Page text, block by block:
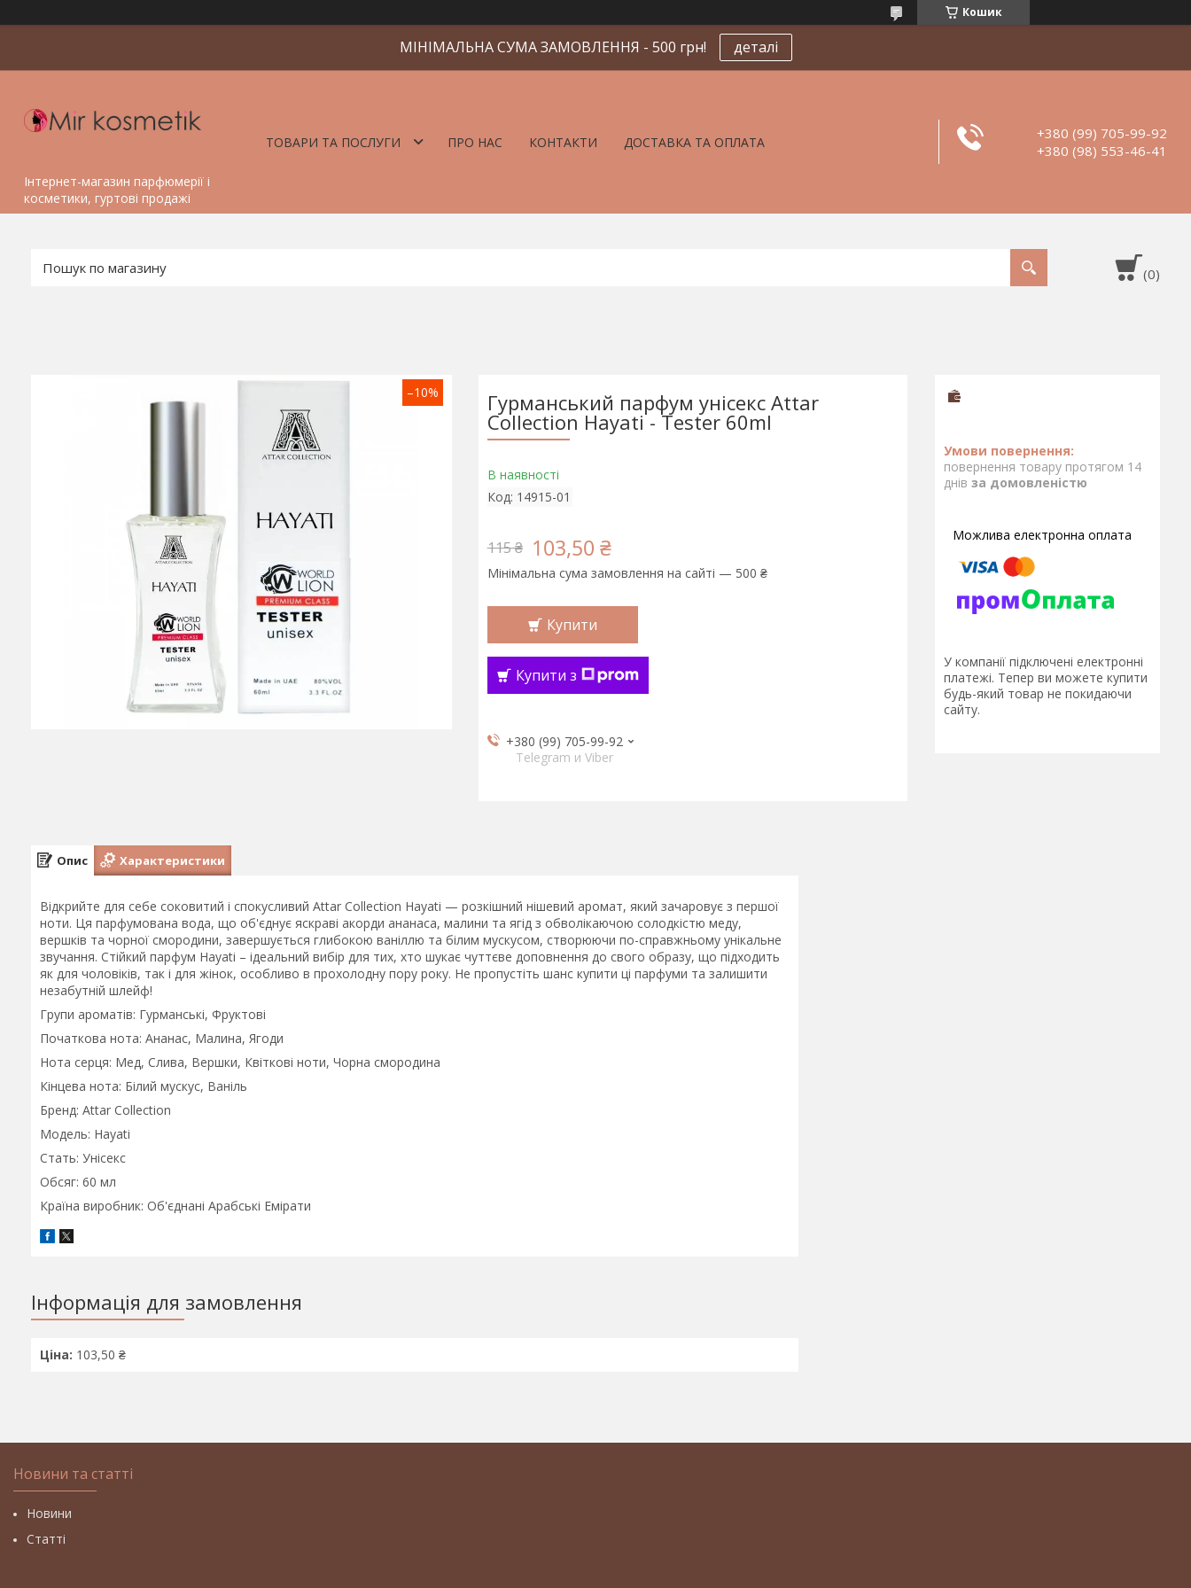
Кошик
МІНІМАЛЬНА СУМА ЗАМОВЛЕННЯ - 500 грн! деталі
Інтернет-магазин парфюмерії і
косметики, гуртові продажі
ТОВАРИ ТА ПОСЛУГИ ПРО НАС КОНТАКТИ ДОСТАВКА ТА ОПЛАТА
+380 (99) 705-99-92
+380 (98) 553-46-41
–10% Гурманський парфум унісекс Attar
Collection Hayati - Tester 60ml
В наявності
Код: 14915-01
115 ₴ 103,50 ₴
Мінімальна сума замовлення на сайті — 500 ₴
Купити
Купити з
+380 (99) 705-99-92
Telegram и Viber
повернення товару протягом 14
днів за домовленістю
У компанії підключені електронні
платежі. Тепер ви можете купити
будь-який товар не покидаючи
сайту.
Опис Характеристики
Відкрийте для себе соковитий і спокусливий Attar Collection Hayati — розкішний нішевий аромат, який зачаровує з першої
ноти. Ця парфумована вода, що об'єднує яскраві акорди ананаса, малини та ягід з обволікаючою солодкістю меду,
вершків та чорної смородини, завершується глибокою ваніллю та білим мускусом, створюючи по-справжньому унікальне
звучання. Стійкий парфум Hayati – ідеальний вибір для тих, хто шукає чуттєве доповнення до свого образу, що підходить
як для чоловіків, так і для жінок, особливо в прохолодну пору року. Не пропустіть шанс купити ці парфуми та залишити
незабутній шлейф!
Групи ароматів: Гурманські, Фруктові
Початкова нота: Ананас, Малина, Ягоди
Нота серця: Мед, Слива, Вершки, Квіткові ноти, Чорна смородина
Кінцева нота: Білий мускус, Ваніль
Бренд: Attar Collection
Модель: Hayati
Стать: Унісекс
Обсяг: 60 мл
Країна виробник: Об'єднані Арабські Емірати
Інформація для замовлення
Ціна: 103,50 ₴
Новини та статті
Новини
Статті